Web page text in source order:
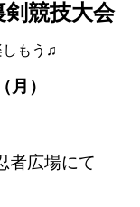
競技大会
しもう♫
）
広場にて